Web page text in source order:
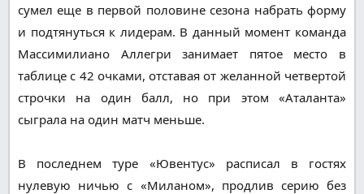
сумел еще в первой половине сезона набрать форму
и подтянуться к лидерам. В данный момент команда
Массимилиано Аллегри занимает пятое место в
таблице с 42 очками, отставая от желанной четвертой
строчки на один балл, но при этом «Аталанта»
сыграла на один матч меньше.
В последнем туре «Ювентус» расписал в гостях
нулевую ничью с «Миланом», продлив серию без